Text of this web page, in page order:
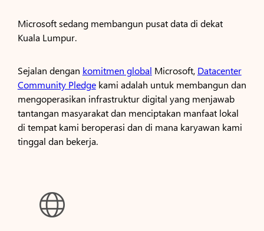
Microsoft sedang membangun pusat data di dekat
Kuala Lumpur.
Sejalan dengan komitmen global Microsoft, Datacenter
Community Pledgekami adalah untuk membangun dan
mengoperasikan infrastruktur digital yang menjawab
tantangan masyarakat dan menciptakan manfaat lokal
di tempat kami beroperasi dan di mana karyawan kami
tinggal dan bekerja.
